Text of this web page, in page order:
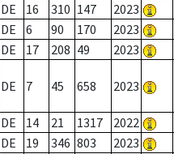
DE 16 310 147 2023
DE 6 90 170 2023
DE 17 208 49 2023
DE 7 45 658 2023
DE 14 21 1317 2022
DE 19 346 803 2023